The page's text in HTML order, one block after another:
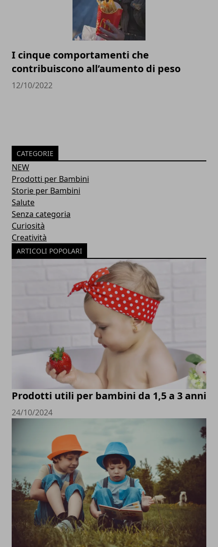
I cinque comportamenti che
contribuiscono all’aumento di peso
12/10/2022
CATEGORIE
NEW
Prodotti per Bambini
Storie per Bambini
Salute
Senza categoria
Curiosità
Creatività
ARTICOLI POPOLARI
Prodotti utili per bambini da 1,5 a 3 anni
24/10/2024